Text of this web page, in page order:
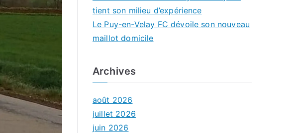
tient son milieu d’expérience
Le Puy-en-Velay FC dévoile son nouveau
maillot domicile
Archives
août 2026
juillet 2026
juin 2026